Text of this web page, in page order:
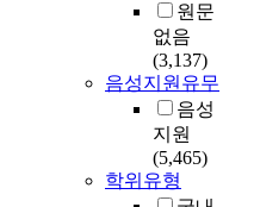
원문
없음
(3,137)
음성지원유무
음성
지원
(5,465)
학위유형